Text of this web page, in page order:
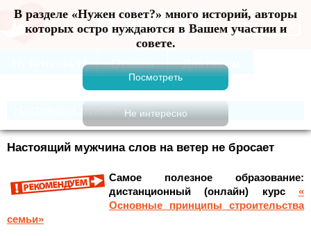
В разделе «Нужен совет?» много историй, авторы
которых остро нуждаются в Вашем участии и
совете.
Меню
Настоящий мужчина
Настоящий мужчина слов на ветер не бросает
Самое полезное образование:
дистанционный (онлайн) курс «
Основные принципы строительства
семьи»